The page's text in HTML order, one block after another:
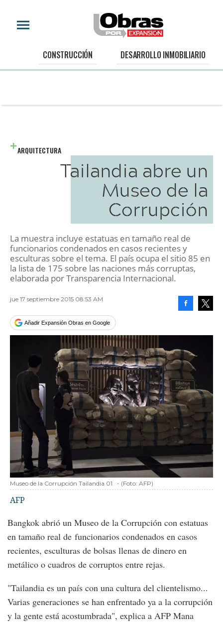
CONSTRUCCIÓN DESARROLLO INMOBILIARIO
ARQUITECTURA
Tailandia abre un
Museo de la
Corrupción
La muestra incluye estatuas en tamaño real de
funcionarios condenados en casos recientes y
esculturas sobre el tema. El país ocupa el sitio 85 en
la lista de 175 sobre las naciones más corruptas,
elaborada por Transparencia Internacional.
jue 17 septiembre 2015 08:53 AM
Añadir Expansión Obras en Google
Museo de la Corrupción Tailandia 01 - (Foto: AFP)
AFP
Bangkok abrió un Museo de la Corrupción con estatuas
en tamaño real de funcionarios condenados en casos
recientes, esculturas de bolsas llenas de dinero en
metálico o cuadros de corruptos entre rejas.
"Tailandia es un país con una cultura del clientelismo...
Varias generaciones se han enfrentado ya a la corrupción
y la gente está acostumbrada", explica a AFP Mana